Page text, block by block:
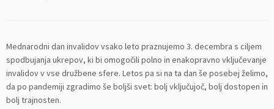
Mednarodni dan invalidov vsako leto praznujemo 3. decembra s ciljem
spodbujanja ukrepov, ki bi omogočili polno in enakopravno vključevanje
invalidov v vse družbene sfere. Letos pa si na ta dan še posebej želimo,
da po pandemiji zgradimo še boljši svet: bolj vključujoč, bolj dostopen in
bolj trajnosten.